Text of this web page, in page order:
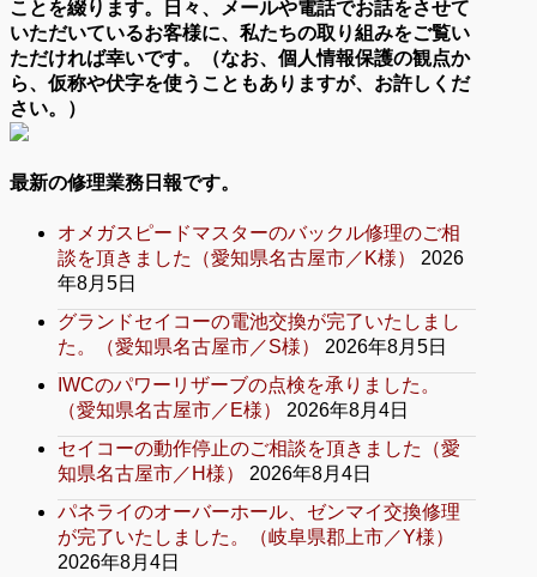
ことを綴ります。日々、メールや電話でお話をさせて
いただいているお客様に、私たちの取り組みをご覧い
ただければ幸いです。（なお、個人情報保護の観点か
ら、仮称や伏字を使うこともありますが、お許しくだ
さい。）
最新の修理業務日報です。
オメガスピードマスターのバックル修理のご相
談を頂きました（愛知県名古屋市／K様）
2026
年8月5日
グランドセイコーの電池交換が完了いたしまし
た。（愛知県名古屋市／S様）
2026年8月5日
IWCのパワーリザーブの点検を承りました。
（愛知県名古屋市／E様）
2026年8月4日
セイコーの動作停止のご相談を頂きました（愛
知県名古屋市／H様）
2026年8月4日
パネライのオーバーホール、ゼンマイ交換修理
が完了いたしました。（岐阜県郡上市／Y様）
2026年8月4日